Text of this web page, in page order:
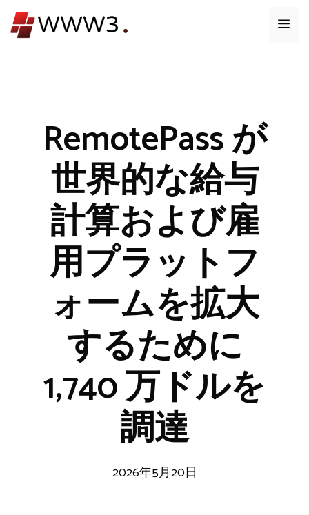
ン
メ
RemotePass が
世界的な給与
計算および雇
用プラットフ
ォームを拡大
するために
1,740 万ドルを
調達
2026年5月20日